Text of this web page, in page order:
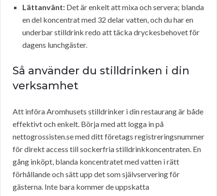
Lättanvänt: Det är enkelt att mixa och servera; blanda
en del koncentrat med 32 delar vatten, och du har en
underbar stilldrink redo att täcka dryckesbehovet för
dagens lunchgäster.
Så använder du stilldrinken i din
verksamhet
Att införa Aromhusets stilldrinker i din restaurang är både
effektivt och enkelt. Börja med att logga in på
nettogrossisten.se med ditt företags registreringsnummer
för direkt access till sockerfria stilldrinkkoncentraten. En
gång inköpt, blanda koncentratet med vatten i rätt
förhållande och sätt upp det som självservering för
gästerna. Inte bara kommer de uppskatta